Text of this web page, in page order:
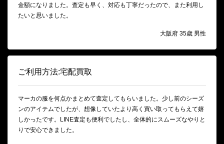
金額になりました。査定も早く、対応も丁寧だったので、また利用し
たいと思いました。
大阪府 35歳 男性
ご利用方法:宅配買取
マーカの服を何点かまとめて査定してもらいました。少し前のシーズ
ンのアイテムでしたが、想像していたより高く買い取ってもらえて嬉
しかったです。LINE査定も便利でしたし、全体的にスムーズなやりと
りで安心できました。